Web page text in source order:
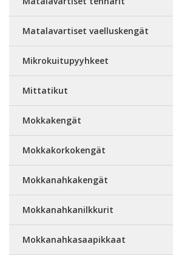
Matalavartiset vaelluskengät
Mikrokuitupyyhkeet
Mittatikut
Mokkakengät
Mokkakorkokengät
Mokkanahkakengät
Mokkanahkanilkkurit
Mokkanahkasaapikkaat